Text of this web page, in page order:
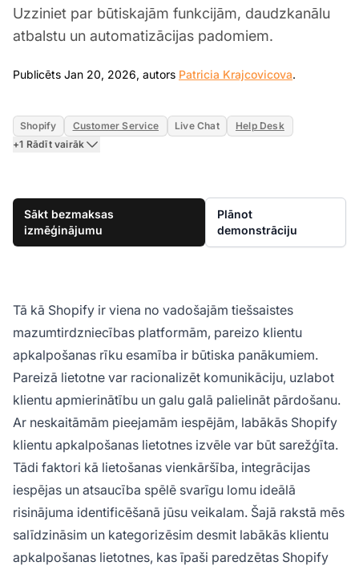
Uzziniet par būtiskajām funkcijām, daudzkanālu
atbalstu un automatizācijas padomiem.
Publicēts Jan 20, 2026, autors Patricia Krajcovicova.
Shopify Customer Service Live Chat
Help Desk
+1 Rādīt vairāk
Sākt bezmaksas
izmēģinājumu
Plānot
demonstrāciju
Tā kā Shopify ir viena no vadošajām tiešsaistes
mazumtirdzniecības platformām, pareizo klientu
apkalpošanas rīku esamība ir būtiska panākumiem.
Pareizā lietotne var racionalizēt komunikāciju, uzlabot
klientu apmierinātību un galu galā palielināt pārdošanu.
Ar neskaitāmām pieejamām iespējām, labākās Shopify
klientu apkalpošanas lietotnes izvēle var būt sarežģīta.
Tādi faktori kā lietošanas vienkāršība, integrācijas
iespējas un atsaucība spēlē svarīgu lomu ideālā
risinājuma identificēšanā jūsu veikalam. Šajā rakstā mēs
salīdzināsim un kategorizēsim desmit labākās klientu
apkalpošanas lietotnes, kas īpaši paredzētas Shopify